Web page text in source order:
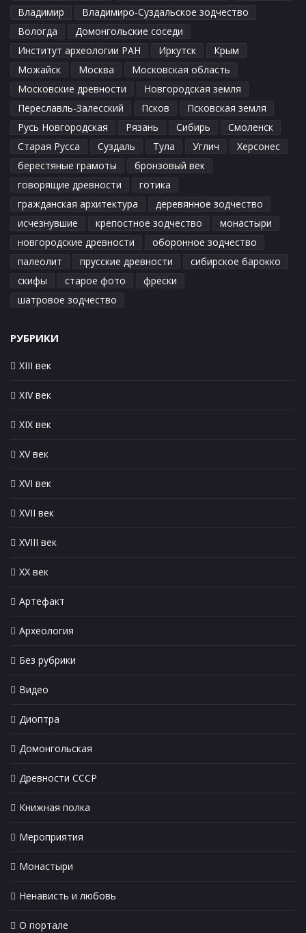
Владимир
Владимиро-Суздальское зодчество
Вологда
Домонгольские соседи
Институт археологии РАН
Иркутск
Крым
Можайск
Москва
Московская область
Московские древности
Новгородская земля
Переславль-Залесский
Псков
Псковская земля
Русь Новгородская
Рязань Сибирь
Смоленск
Старая Русса
Суздаль Тула Углич
Херсонес
берестяные грамоты
бронзовый век
говорящие древности
готика
гражданская архитектура
деревянное зодчество
исчезнувшие
крепостное зодчество
монастыри
новгородские древности
оборонное зодчество
палеолит
прусские древности
сибирское барокко
скифы
старое фото
фрески
шатровое зодчество
РУБРИКИ
XIII век
XIV век
XIX век
XV век
XVI век
XVII век
XVIII век
XX век
Артефакт
Археология
Без рубрики
Видео
Диоптра
Домонгольская
Древности СССР
Книжная полка
Мероприятия
Монастыри
Ненависть и любовь
О портале